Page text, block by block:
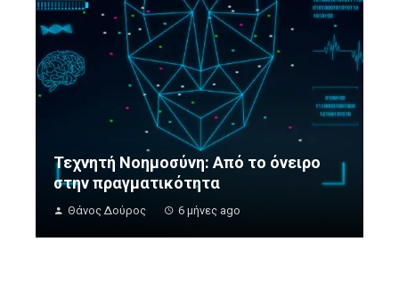
Τεχνητή Νοημοσύνη: Από το όνειρο
στην πραγματικότητα
Θάνος Δούρος 6 μήνες ago